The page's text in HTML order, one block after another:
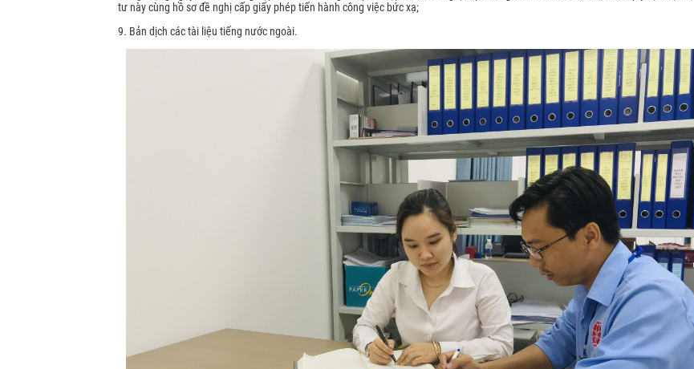
tư này cùng hồ sơ đề nghị cấp giấy phép tiến hành công việc bức xạ;
9. Bản dịch các tài liệu tiếng nước ngoài.